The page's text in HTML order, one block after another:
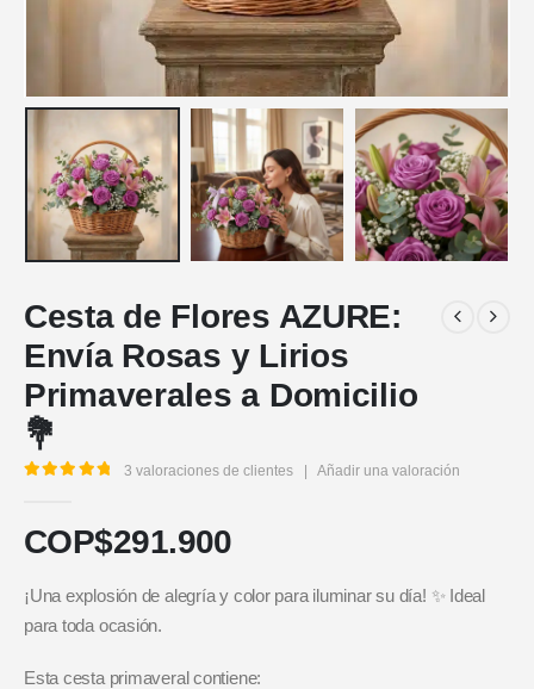
Cesta de Flores AZURE:
Envía Rosas y Lirios
Primaverales a Domicilio
💐
3 valoraciones de clientes Añadir una valoración
COP$291.900
¡Una explosión de alegría y color para iluminar su día! ✨ Ideal
para toda ocasión.
Esta cesta primaveral contiene: